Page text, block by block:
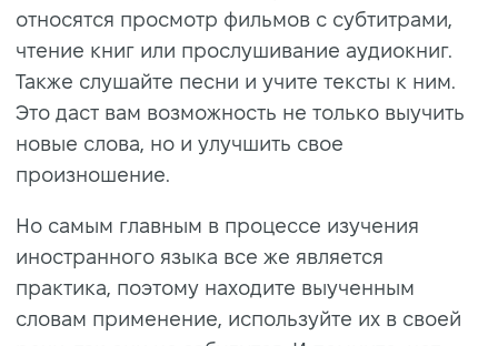
относятся просмотр фильмов с субтитрами,
чтение книг или прослушивание аудиокниг.
Также слушайте песни и учите тексты к ним.
Это даст вам возможность не только выучить
новые слова, но и улучшить свое
произношение.
Но самым главным в процессе изучения
иностранного языка все же является
практика, поэтому находите выученным
словам применение, используйте их в своей